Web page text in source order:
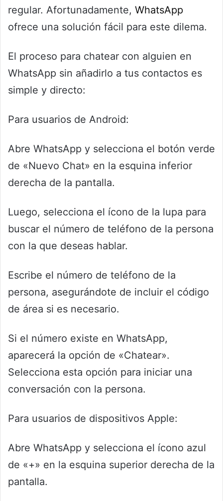
regular. Afortunadamente, WhatsApp
ofrece una solución fácil para este dilema.
El proceso para chatear con alguien en
WhatsApp sin añadirlo a tus contactos es
simple y directo:
Para usuarios de Android:
Abre WhatsApp y selecciona el botón verde
de «Nuevo Chat» en la esquina inferior
derecha de la pantalla.
Luego, selecciona el ícono de la lupa para
buscar el número de teléfono de la persona
con la que deseas hablar.
Escribe el número de teléfono de la
persona, asegurándote de incluir el código
de área si es necesario.
Si el número existe en WhatsApp,
aparecerá la opción de «Chatear».
Selecciona esta opción para iniciar una
conversación con la persona.
Para usuarios de dispositivos Apple:
Abre WhatsApp y selecciona el ícono azul
de «+» en la esquina superior derecha de la
pantalla.